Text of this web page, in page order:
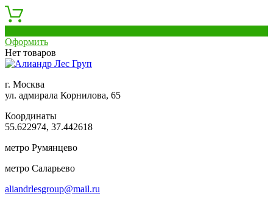
Оформить
Нет товаров
г. Москва
ул. адмирала Корнилова, 65
Координаты
55.622974, 37.442618
метро Румянцево
метро Саларьево
aliandrlesgroup@mail.ru